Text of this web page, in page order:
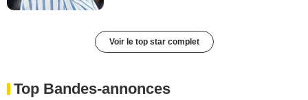
Voir le top star complet
Top Bandes-annonces